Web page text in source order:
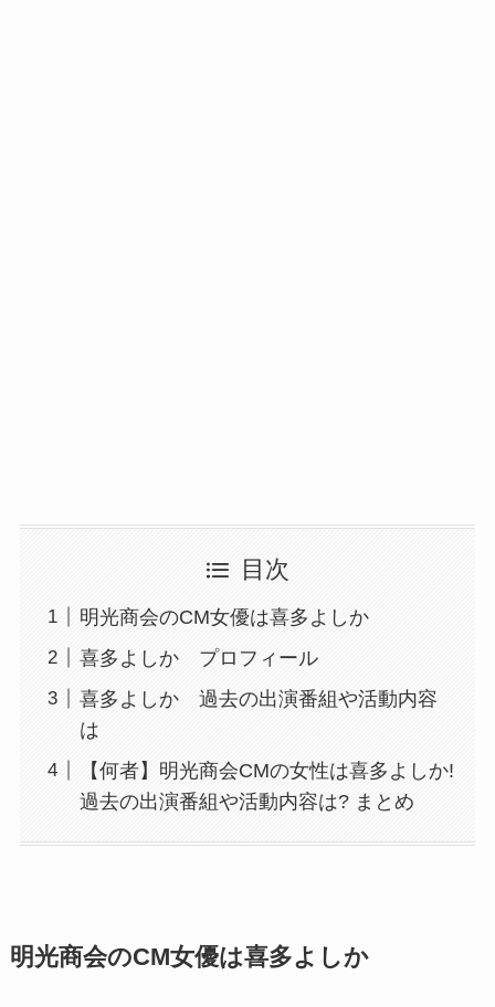
目次
明光商会のCM女優は喜多よしか
喜多よしか プロフィール
喜多よしか 過去の出演番組や活動内容
は
【何者】明光商会CMの女性は喜多よしか!
過去の出演番組や活動内容は? まとめ
明光商会のCM女優は喜多よしか